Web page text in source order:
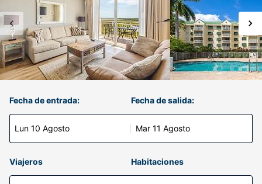
Fecha de entrada:
Lun 10 Agosto
Fecha de salida:
Mar 11 Agosto
Viajeros Habitaciones